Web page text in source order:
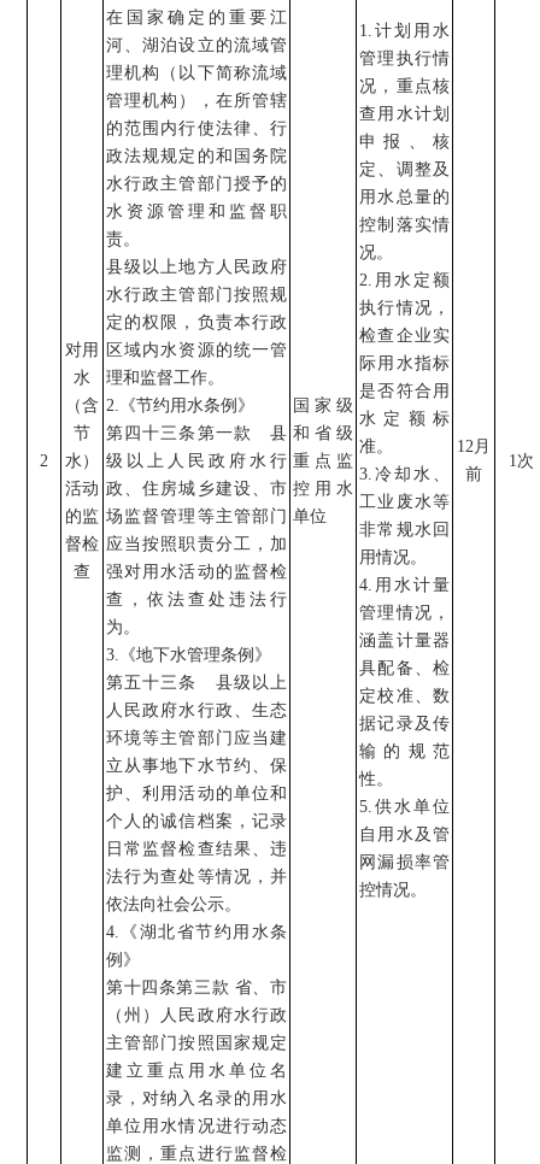
2
对用
水
（含
节
水）
活动
的监
督检
查
在国家确定的重要江
河、湖泊设立的流域管
理机构（以下简称流域
管理机构），在所管辖
的范围内行使法律、行
政法规规定的和国务院
水行政主管部门授予的
水资源管理和监督职
责。
县级以上地方人民政府
水行政主管部门按照规
定的权限，负责本行政
区域内水资源的统一管
理和监督工作。
2. 《节约用水条例》
第四十三条第一款 县
级以上人民政府水行
政、住房城乡建设、市
场监督管理等主管部门
应当按照职责分工，加
强对用水活动的监督检
查，依法查处违法行
为。
3. 《地下水管理条例》
第五十三条
县级以上
人民政府水行政、生态
环境等主管部门应当建
立从事地下水节约、保
护、利用活动的单位和
个人的诚信档案，记录
日常监督检查结果、违
法行为查处等情况，并
依法向社会公示。
4. 《湖北省节约用水条
例》
第十四条第三款 省、市
（州）人民政府水行政
主管部门按照国家规定
建立重点用水单位名
录，对纳入名录的用水
单位用水情况进行动态
监测，重点进行监督检
国家级
和 省级
重点监
控用水
单位
1. 计划用水
管理执行情
况，重点核
查用水计划
申报、核
定、调整及
用水总量的
控制落实情
况。
2. 用水定额
执行情况，
检查企业实
际用水指标
是否符合用
水定额标
准。
3. 冷却水、
工业废水等
非常规水回
用情况。
4. 用水计量
管理情况，
涵盖计量器
具配备、检
定校准、数
据记录及传
输的规范
性。
5. 供水单位
自用水及管
网漏损率管
控情况。
12月
前
1次